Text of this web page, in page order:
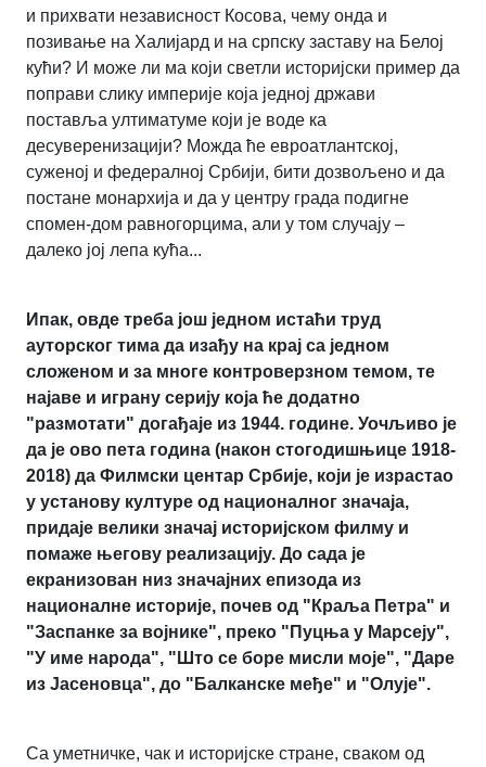
и прихвати независност Косова, чему онда и
позивање на Халијард и на српску заставу на Белој
кући? И може ли ма који светли историјски пример да
поправи слику империје која једној држави
поставља ултиматуме који је воде ка
десуверенизацији? Можда ће евроатлантској,
суженој и федералној Србији, бити дозвољено и да
постане монархија и да у центру града подигне
спомен-дом равногорцима, али у том случају –
далеко јој лепа кућа...
Ипак, овде треба још једном истаћи труд
ауторског тима да изађу на крај са једном
сложеном и за многе контроверзном темом, те
најаве и играну серију која ће додатно
"размотати" догађаје из 1944. године. Уочљиво је
да је ово пета година (након стогодишњице 1918-
2018) да Филмски центар Србије, који је израстао
у установу културе од националног значаја,
придаје велики значај историјском филму и
помаже његову реализацију. До сада је
екранизован низ значајних епизода из
националне историје, почев од "Краља Петра" и
"Заспанке за војнике", преко "Пуцња у Марсеју",
"У име народа", "Што се боре мисли моје", "Даре
из Јасеновца", до "Балканске међе" и "Олује".
Са уметничке, чак и историјске стране, сваком од